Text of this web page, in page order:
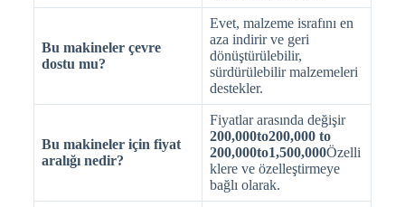
Bu makineler çevre
dostu mu?
Evet, malzeme israfını en
aza indirir ve geri
dönüştürülebilir,
sürdürülebilir malzemeleri
destekler.
Bu makineler için fiyat
aralığı nedir?
Fiyatlar arasında değişir
200,000to200,000 to
200,000to1,500,000Özelli
klere ve özelleştirmeye
bağlı olarak.